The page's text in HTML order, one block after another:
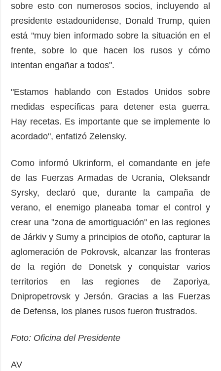
sobre esto con numerosos socios, incluyendo al
presidente estadounidense, Donald Trump, quien
está "muy bien informado sobre la situación en el
frente, sobre lo que hacen los rusos y cómo
intentan engañar a todos".
"Estamos hablando con Estados Unidos sobre
medidas específicas para detener esta guerra.
Hay recetas. Es importante que se implemente lo
acordado", enfatizó Zelensky.
Como informó Ukrinform, el comandante en jefe
de las Fuerzas Armadas de Ucrania, Oleksandr
Syrsky, declaró que, durante la campaña de
verano, el enemigo planeaba tomar el control y
crear una "zona de amortiguación" en las regiones
de Járkiv y Sumy a principios de otoño, capturar la
aglomeración de Pokrovsk, alcanzar las fronteras
de la región de Donetsk y conquistar varios
territorios en las regiones de Zaporiya,
Dnipropetrovsk y Jersón. Gracias a las Fuerzas
de Defensa, los planes rusos fueron frustrados.
Foto: Oficina del Presidente
AV